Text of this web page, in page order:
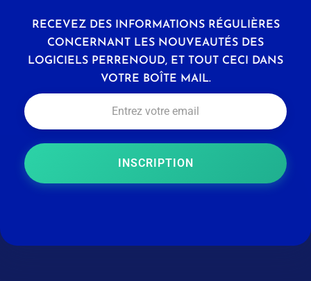
RECEVEZ DES INFORMATIONS RÉGULIÈRES
CONCERNANT LES NOUVEAUTÉS DES
LOGICIELS PERRENOUD, ET TOUT CECI DANS
VOTRE BOÎTE MAIL.
INSCRIPTION